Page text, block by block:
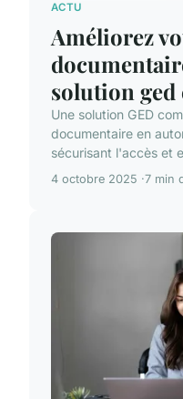
ACTU
Améliorez
solution ged
Une solution GED
documentaire en
sécurisant l'accès et
4 octobre 2025 7 min